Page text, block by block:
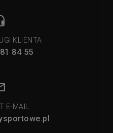
KLIENTA
84 55
E-MAIL